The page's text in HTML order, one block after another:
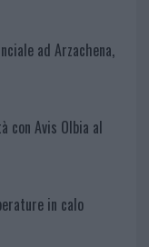
ad Arzachena,
con Avis Olbia al
in calo